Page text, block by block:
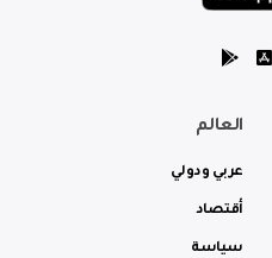
العالم
عربي ودولي
أقتصاد
سياسة